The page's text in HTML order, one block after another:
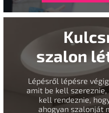
szalon
Lépésről lépésre
amit be kell
kell rendeznie,
ahogyan szalonját